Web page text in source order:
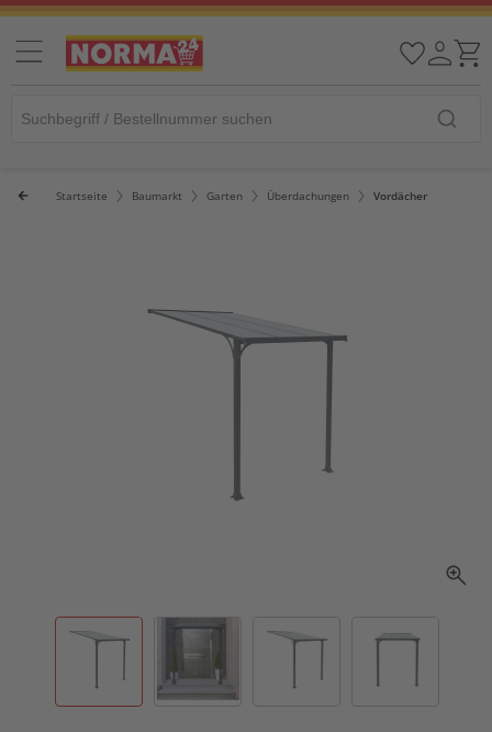
Startseite Baumarkt Garten Überdachungen Vordächer